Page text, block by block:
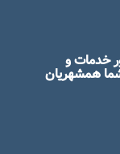
امور خدمات و
همشهریان